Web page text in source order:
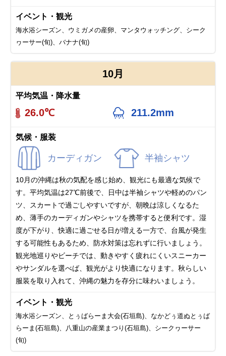
イベント・観光
海水浴シーズン、ウミガメの産卵、マンタウォッチング、シーク
ヮーサー(旬)、バナナ(旬)
10月
平均気温・降水量
26.0℃ 211.2mm
気候・服装
カーディガン 半袖シャツ
10月の沖縄は秋の気配を感じ始め、観光にも最適な気候で
す。平均気温は27℃前後で、日中は半袖シャツや軽めのパン
ツ、スカートで過ごしやすいですが、朝晩は涼しくなるた
め、薄手のカーディガンやシャツを携帯すると便利です。湿
度が下がり、快適に過ごせる日が増える一方で、台風が発生
する可能性もあるため、防水対策は忘れずに行いましょう。
観光地巡りやビーチでは、動きやすく疲れにくいスニーカー
やサンダルを選べば、観光がより快適になります。秋らしい
服装を取り入れて、沖縄の魅力を存分に味わいましょう。
イベント・観光
海水浴シーズン、とぅばらーま大会(石垣島)、なかどぅ道ぬとぅば
らーま(石垣島)、八重山の産業まつり(石垣島)、シークヮーサー
(旬)